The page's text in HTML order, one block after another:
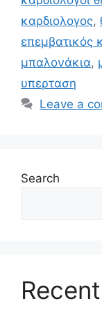
καρδιολογος,
επεμβατικός
μπαλονάκια,
υπερταση
Leave a
Search